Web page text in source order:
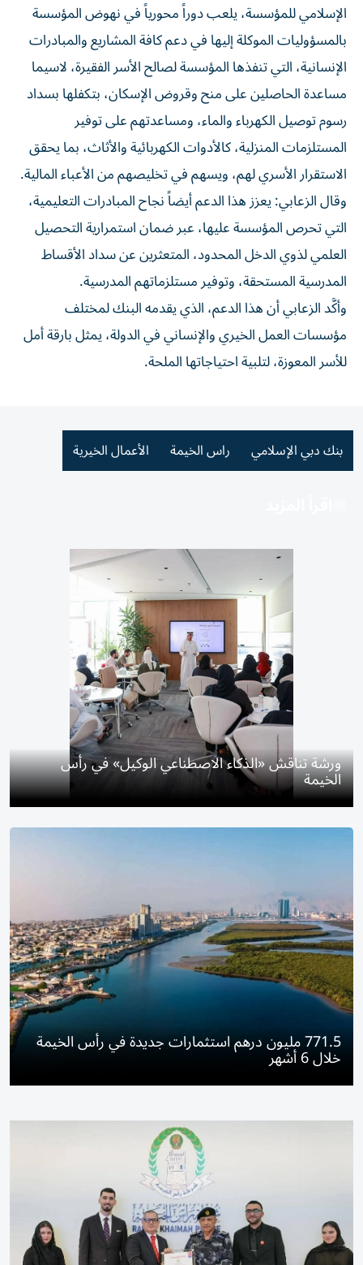
الإسلامي للمؤسسة، يلعب دوراً محورياً في نهوض المؤسسة
بالمسؤوليات الموكلة إليها في دعم كافة المشاريع والمبادرات
الإنسانية، التي تنفذها المؤسسة لصالح الأسر الفقيرة، لاسيما
مساعدة الحاصلين على منح وقروض الإسكان، بتكفلها بسداد
رسوم توصيل الكهرباء والماء، ومساعدتهم على توفير
المستلزمات المنزلية، كالأدوات الكهربائية والأثاث، بما يحقق
الاستقرار الأسري لهم، ويسهم في تخليصهم من الأعباء المالية.
وقال الزعابي: يعزز هذا الدعم أيضاً نجاح المبادرات التعليمية،
التي تحرص المؤسسة عليها، عبر ضمان استمرارية التحصيل
العلمي لذوي الدخل المحدود، المتعثرين عن سداد الأقساط
المدرسية المستحقة، وتوفير مستلزماتهم المدرسية.
وأكَّد الزعابي أن هذا الدعم، الذي يقدمه البنك لمختلف
مؤسسات العمل الخيري والإنساني في الدولة، يمثل بارقة أمل
للأسر المعوزة، لتلبية احتياجاتها الملحة.
بنك دبي الإسلامي راس الخيمة الأعمال الخيرية
ورشة تناقش «الذكاء الاصطناعي الوكيل» في رأس
الخيمة
771.5 مليون درهم استثمارات جديدة في رأس الخيمة
خلال 6 أشهر